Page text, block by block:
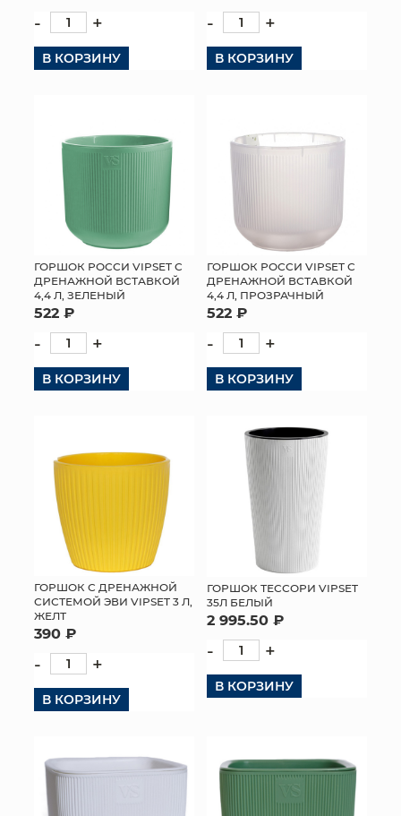
- +
В КОРЗИНУ
- +
В КОРЗИНУ
ГОРШОК РОССИ VIPSET С
ДРЕНАЖНОЙ ВСТАВКОЙ
4,4 Л, ЗЕЛЕНЫЙ
522 ₽
- +
В КОРЗИНУ
ГОРШОК РОССИ VIPSET С
ДРЕНАЖНОЙ ВСТАВКОЙ
4,4 Л, ПРОЗРАЧНЫЙ
522 ₽
- +
В КОРЗИНУ
ГОРШОК С ДРЕНАЖНОЙ
СИСТЕМОЙ ЭВИ VIPSET 3 Л,
ЖЕЛТ
390 ₽
- +
В КОРЗИНУ
ГОРШОК ТЕССОРИ VIPSET
35Л БЕЛЫЙ
2 995.50 ₽
- +
В КОРЗИНУ